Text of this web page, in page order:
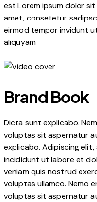
est Lorem ipsum dolor
amet, consetetur
eirmod tempor invidunt
aliquyam
Brand Book
Dicta sunt explicabo.
voluptas sit aspernatur
explicabo. Adipiscing
incididunt ut labore et
veniam quis nostrud
voluptas ullamco. Nemo
voluptas sit aspernatur